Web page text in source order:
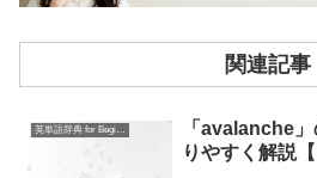
関連記事
英単語辞典 for Beginners
「avalanche
りやすく解説